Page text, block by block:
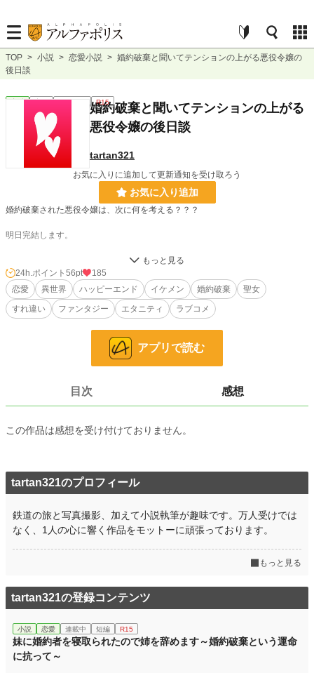
TOP > 小説 > 恋愛小説 > 婚約破棄と聞いてテンションの上がる悪役令嬢の
後日談
恋愛 完結 ｼｮｰﾄｼｮｰﾄ R15
婚約破棄と聞いてテンションの上がる
悪役令嬢の後日談
tartan321
お気に入りに追加して更新通知を受け取ろう
お気に入り追加
婚約破棄された悪役令嬢は、次に何を考える？？？
明日完結します。
14,902 位 / 228,589 件
恋愛 6,635 位 / 66,314 件
お気に入り 67
2021.02.28 22:04
初回完結日時 2021.02.27 20:01
月間ポイント 876 pt (25,998 位)
年間ポイント 13,486 pt (26,026 位)
累計ポイント 92,903 pt (31,626 位)
24h.ポイント 56pt
185
恋愛
異世界 ハッピーエンド イケメン 婚約破棄
聖女
すれ違い
ファンタジー エタニティ ラブコメ
アプリで読む
目次 感想
この作品は感想を受け付けておりません。
tartan321のプロフィール
鉄道の旅と写真撮影、加えて小説執筆が趣味です。万人受けでは
なく、1人の心に響く作品をモットーに頑張っております。
もっと見る
tartan321の登録コンテンツ
小説 恋愛 連載中 短編 R15
妹に婚約者を寝取られたので姉を辞めます～婚約破棄という運命
に抗って～